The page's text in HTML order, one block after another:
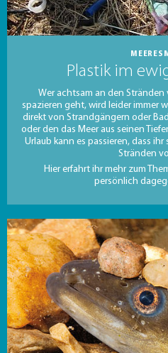
Plastik im
Wer achtsam an den
spazieren geht, wird leider immer
direkt von Strandgängern oder
oder den das Meer aus seinen
Urlaub kann es passieren, dass
Stränden
Hier erfahrt ihr mehr zum
persönlich